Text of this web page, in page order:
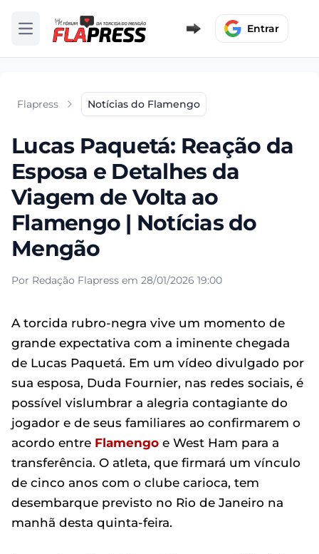
Abrir menu Entrar
Flapress Notícias do Flamengo
Lucas Paquetá: Reação da
Esposa e Detalhes da
Viagem de Volta ao
Flamengo | Notícias do
Mengão
Por Redação Flapress em 28/01/2026 19:00
A torcida rubro-negra vive um momento de
grande expectativa com a iminente chegada
de Lucas Paquetá. Em um vídeo divulgado por
sua esposa, Duda Fournier, nas redes sociais, é
possível vislumbrar a alegria contagiante do
jogador e de seus familiares ao confirmarem o
acordo entre Flamengo e West Ham para a
transferência. O atleta, que firmará um vínculo
de cinco anos com o clube carioca, tem
desembarque previsto no Rio de Janeiro na
manhã desta quinta-feira.